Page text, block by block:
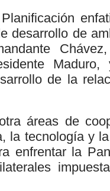
desarrollo de
de la
áreas de
la tecnología y
enfrentar la